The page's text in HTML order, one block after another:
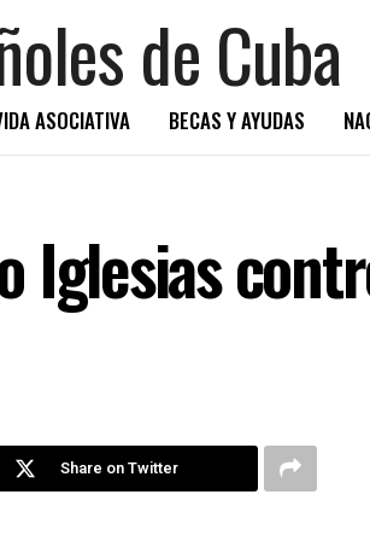
ASOCIATIVA BECAS Y AYUDAS
Iglesias
Share on Twitter